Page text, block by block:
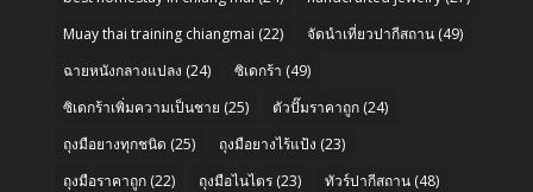
Muay thai training chiangmai (22) จัดนำเที่ยวปากีสถาน(49)
ฉายหนังกลางแปลง (24) ซิเดกร้า (49)
ซิเดกร้าเพิ่มความเป็นชาย (25) ตัวปั๊มราคาถูก(24)
ถุงมือยางทุกชนิด (25) ถุงมือยางไร้แป้ง (23)
ถุงมือราคาถูก(22) ถุงมือไนไตร(23) ทัวร์ปากีสถาน(48)